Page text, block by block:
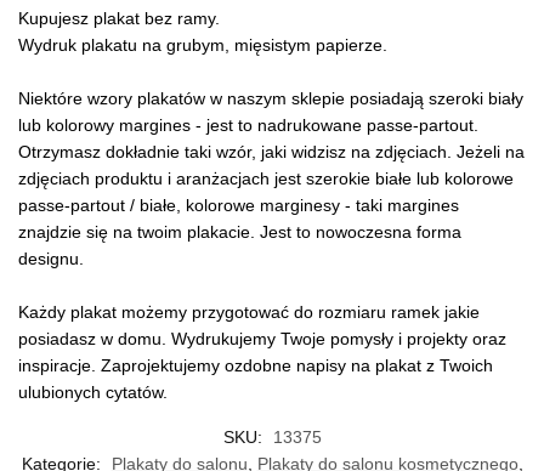
Kupujesz plakat bez ramy.
Wydruk plakatu na grubym, mięsistym papierze.
Niektóre wzory plakatów w naszym sklepie posiadają szeroki biały
lub kolorowy margines - jest to nadrukowane passe-partout.
Otrzymasz dokładnie taki wzór, jaki widzisz na zdjęciach. Jeżeli na
zdjęciach produktu i aranżacjach jest szerokie białe lub kolorowe
passe-partout / białe, kolorowe marginesy - taki margines
znajdzie się na twoim plakacie. Jest to nowoczesna forma
designu.
Każdy plakat możemy przygotować do rozmiaru ramek jakie
posiadasz w domu. Wydrukujemy Twoje pomysły i projekty oraz
inspiracje. Zaprojektujemy ozdobne napisy na plakat z Twoich
ulubionych cytatów.
SKU:
13375
Kategorie:
Plakaty do salonu, Plakaty do salonu kosmetycznego,